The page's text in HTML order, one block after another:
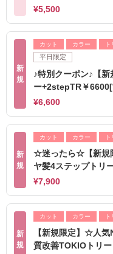
¥5,500
新
規
カット カラー
平日限定
♪特別クーポン♪【
ー+2stepTR￥
¥6,600
新
規
カット カラー
☆迷ったら☆【新規
ヤ髪4ステップトリ
¥7,900
新
規
カット カラー
【新規限定】☆人
質改善TOKIOトリ